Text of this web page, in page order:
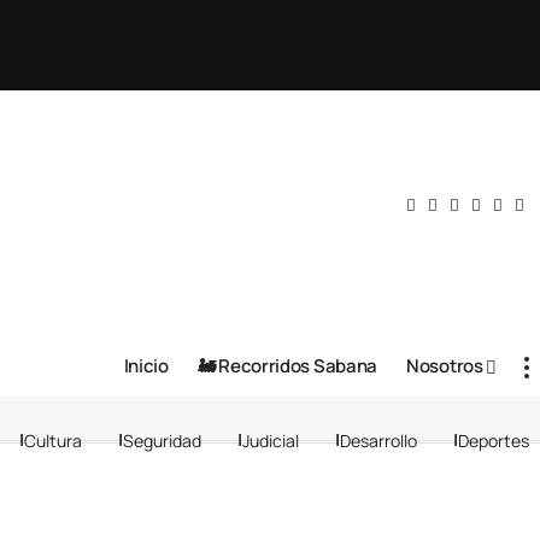
Inicio 🚂 Recorridos Sabana Nosotros
Cultura Seguridad Judicial Desarrollo Deportes